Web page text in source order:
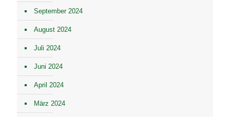
September 2024
August 2024
Juli 2024
Juni 2024
April 2024
März 2024